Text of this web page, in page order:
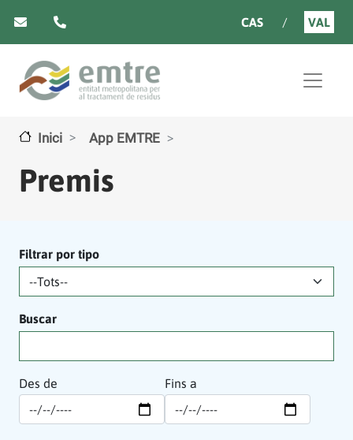
CAS VAL
Inici App EMTRE
Premis
Filtrar por tipo
Buscar
Des de Fins a